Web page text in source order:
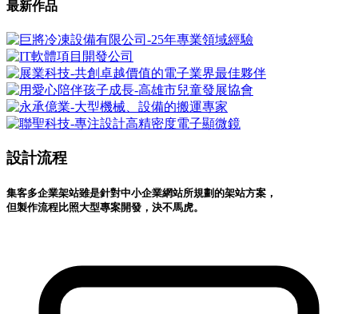
最新作品
設計流程
集客多企業架站雖是針對中小企業網站所規劃的架站方案，
但製作流程比照大型專案開發，決不馬虎。